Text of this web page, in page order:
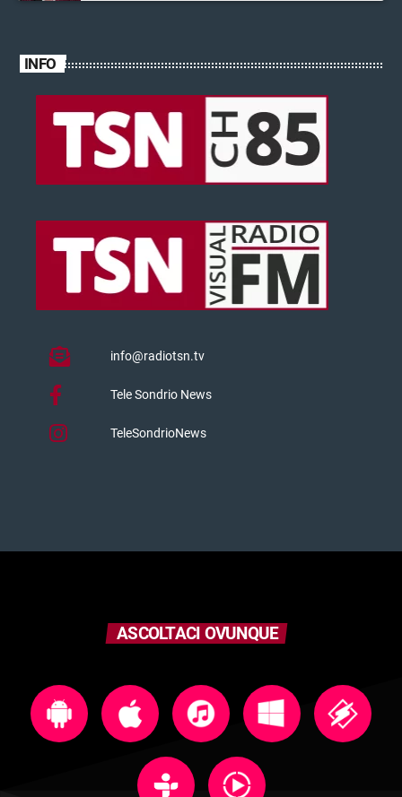
INFO
info@radiotsn.tv
Tele Sondrio News
TeleSondrioNews
ASCOLTACI OVUNQUE